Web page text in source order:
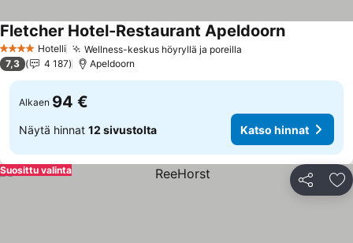
4 Tähtiluokitus
Hotelli Wellness-keskus höyryllä ja poreilla
Fletcher Hotel-Restaurant ApeldoornKatso
7,3 4 187 Apeldoorn
Alkaen 94 €
Näytä hinnat 12 sivustolta Katso hinnat
Jaa
Suosittu valinta